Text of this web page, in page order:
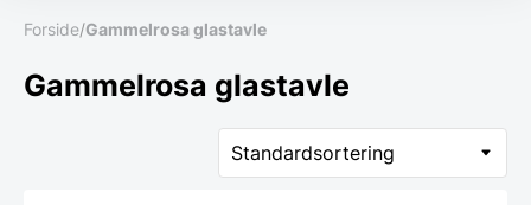
Forside/Gammelrosa glastavle
Gammelrosa glastavle